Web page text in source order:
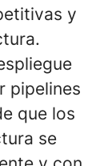
y
pipelines
que los
se